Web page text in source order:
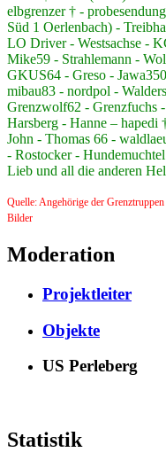
elbgrenzer † -
Süd 1 Oerlenbach) -
LO Driver - Westsachse -
Mike59 - Strahlemann -
GKUS64 - Greso -
mibau83 - nordpol -
Grenzwolf62 - Grenzfuchs
Harsberg - Hanne – hapedi
John - Thomas 66 -
- Rostocker -
Lieb und all die anderen
Quelle: Angehörige der
Bilder
Moderation
Projektleiter
Objekte
US Perleberg
Statistik